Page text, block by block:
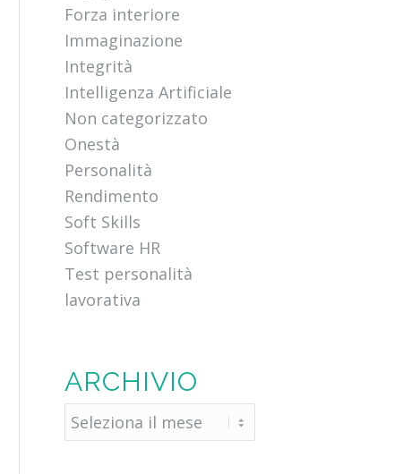
Forza interiore
Immaginazione
Integrità
Intelligenza Artificiale
Non categorizzato
Onestà
Personalità
Rendimento
Soft Skills
Software HR
Test personalità
lavorativa
ARCHIVIO